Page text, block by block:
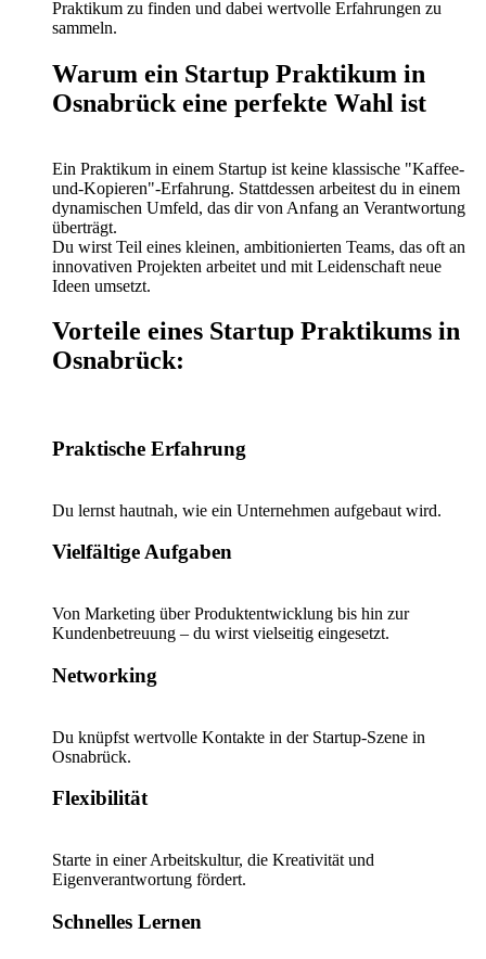
Praktikum zu finden und dabei wertvolle Erfahrungen zu
sammeln.
Warum ein Startup Praktikum in
Osnabrück eine perfekte Wahl ist
Ein Praktikum in einem Startup ist keine klassische "Kaffee-
und-Kopieren"-Erfahrung. Stattdessen arbeitest du in einem
dynamischen Umfeld, das dir von Anfang an Verantwortung
überträgt.
Du wirst Teil eines kleinen, ambitionierten Teams, das oft an
innovativen Projekten arbeitet und mit Leidenschaft neue
Ideen umsetzt.
Vorteile eines Startup Praktikums in
Osnabrück:
Praktische Erfahrung
Du lernst hautnah, wie ein Unternehmen aufgebaut wird.
Vielfältige Aufgaben
Von Marketing über Produktentwicklung bis hin zur
Kundenbetreuung – du wirst vielseitig eingesetzt.
Networking
Du knüpfst wertvolle Kontakte in der Startup-Szene in
Osnabrück.
Flexibilität
Starte in einer Arbeitskultur, die Kreativität und
Eigenverantwortung fördert.
Schnelles Lernen